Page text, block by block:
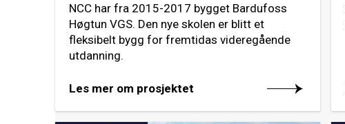
NCC har fra 2015-2017 bygget Bardufoss
Høgtun VGS. Den nye skolen er blitt et
fleksibelt bygg for fremtidas videregående
utdanning.
Les mer om prosjektet